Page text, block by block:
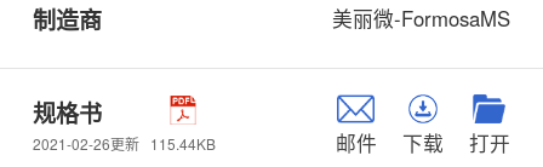
制造商 美丽微-FormosaMS
规格书
2021-02-26更新 115.44KB 邮件 下载 打开